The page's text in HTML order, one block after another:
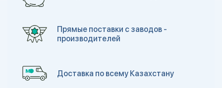
Прямые поставки с заводов -
производителей
Доставка по всему Казахстану